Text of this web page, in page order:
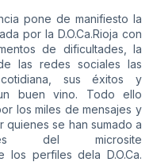
pone de manifiesto la
por la D.O.Ca.Rioja con
de dificultades, la
las redes sociales las
sus éxitos y
buen vino. Todo ello
los miles de mensajes y
se han sumado a
del microsite
los perfiles dela D.O.Ca.